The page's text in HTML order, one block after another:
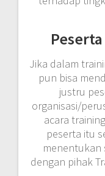
Jika dalam
pun bisa
justru
organisasi/
acara
peserta itu
menentukan
dengan pihak